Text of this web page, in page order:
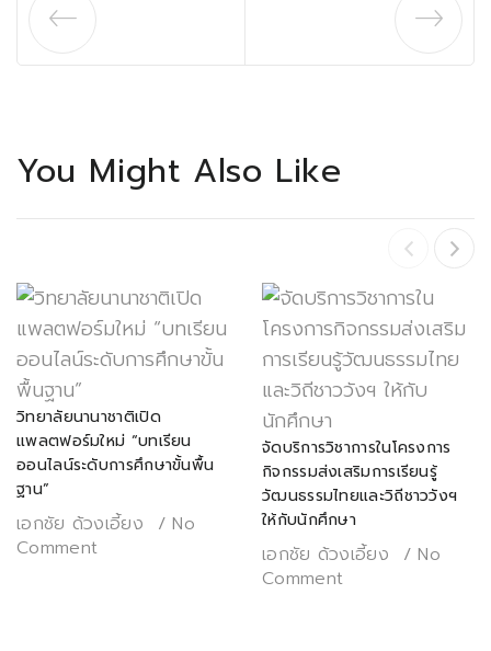
You Might Also Like
วิทยาลัยนานาชาติเปิด
แพลตฟอร์มใหม่ “บทเรียน
ออนไลน์ระดับการศึกษาขั้นพื้น
ฐาน”
เอกชัย ด้วงเอี้ยง
No
Comment
จัดบริการวิชาการในโครงการ
กิจกรรมส่งเสริมการเรียนรู้
วัฒนธรรมไทยและวิถีชาววังฯ
ให้กับนักศึกษา
เอกชัย ด้วงเอี้ยง
No
Comment